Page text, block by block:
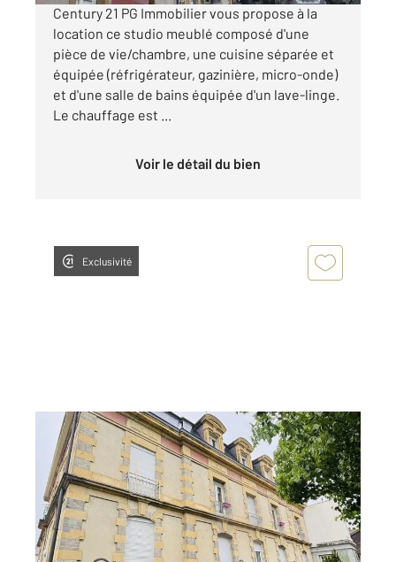
Century 21 PG Immobilier vous propose à la
location ce studio meublé composé d'une
pièce de vie/chambre, une cuisine séparée et
équipée (réfrigérateur, gazinière, micro-onde)
et d'une salle de bains équipée d'un lave-linge.
Le chauffage est ...
Voir le détail du bien
Exclusivité
MORTEAU 25
88,28 m
, 4 pièces
Ref : 10331
Appartement F4 à louer
1 165 €
par mois charges comprises